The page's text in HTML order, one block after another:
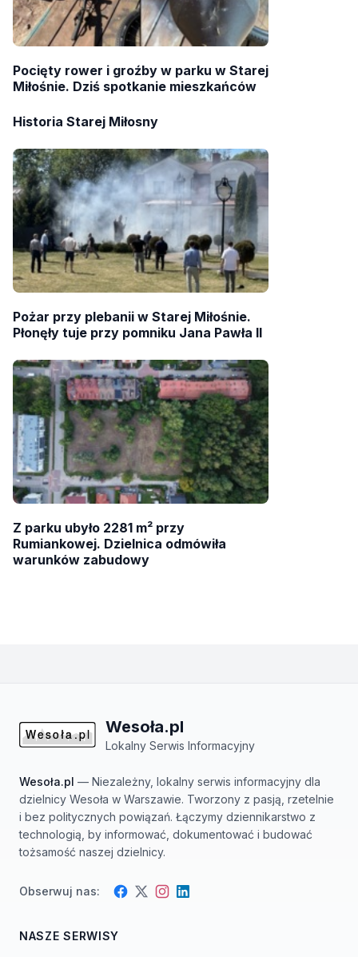
Pocięty rower i groźby w parku w Starej
Miłośnie. Dziś spotkanie mieszkańców
Historia Starej Miłosny
Pożar przy plebanii w Starej Miłośnie.
Płonęły tuje przy pomniku Jana Pawła II
Z parku ubyło 2281 m² przy
Rumiankowej. Dzielnica odmówiła
warunków zabudowy
Wesoła.pl
Lokalny Serwis Informacyjny
Wesoła.pl — Niezależny, lokalny serwis informacyjny dla
dzielnicy Wesoła w Warszawie. Tworzony z pasją, rzetelnie
i bez politycznych powiązań. Łączymy dziennikarstwo z
technologią, by informować, dokumentować i budować
tożsamość naszej dzielnicy.
Obserwuj nas: Facebook
TwitterInstagram
LinkedIn
NASZE SERWISY